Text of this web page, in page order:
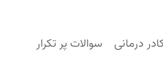
درمانی سوالات پر تکرار